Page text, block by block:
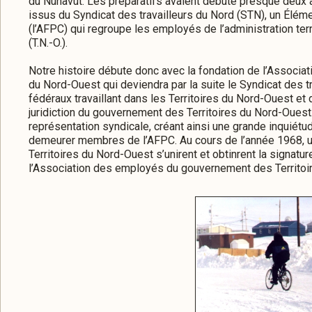
issus du Syndicat des travailleurs du Nord (STN), un
(l’AFPC) qui regroupe les employés de l’administration
(T.N.-O.).
Notre histoire débute donc avec la fondation de
du Nord-Ouest qui deviendra par la suite le Syndicat des
fédéraux travaillant dans les Territoires du Nord-Ouest et
juridiction du gouvernement des Territoires du Nord-
représentation syndicale, créant ainsi une grande
demeurer membres de l’AFPC. Au cours de l’année
Territoires du Nord-Ouest s’unirent et obtinrent la
l’Association des employés du gouvernement des